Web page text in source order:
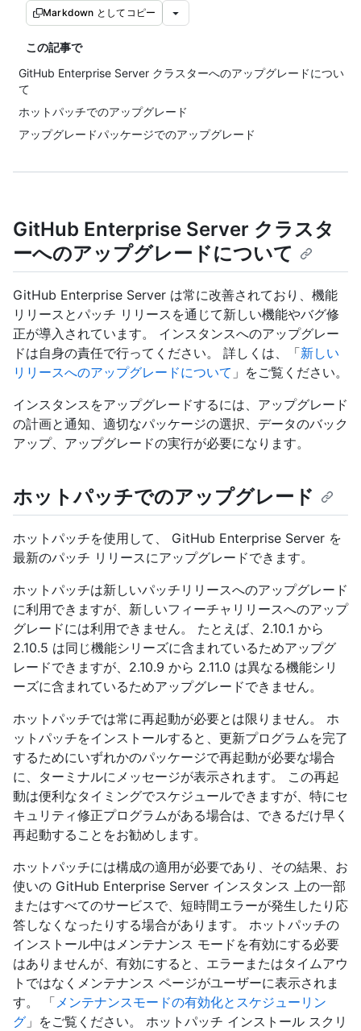
Markdown としてコピー
この記事で
GitHub Enterprise Server クラスターへのアップグレードについ
て
ホットパッチでのアップグレード
アップグレードパッケージでのアップグレード
GitHub Enterprise Server クラスタ
ーへのアップグレードについて
GitHub Enterprise Server は常に改善されており、機能
リリースとパッチ リリースを通じて新しい機能やバグ修
正が導入されています。 インスタンスへのアップグレー
ドは自身の責任で行ってください。 詳しくは、「新しい
リリースへのアップグレードについて 」をご覧ください。
インスタンスをアップグレードするには、アップグレード
の計画と通知、適切なパッケージの選択、データのバック
アップ、アップグレードの実行が必要になります。
ホットパッチでのアップグレード
ホットパッチを使用して、 GitHub Enterprise Server を
最新のパッチ リリースにアップグレードできます。
ホットパッチは新しいパッチリリースへのアップグレード
に利用できますが、新しいフィーチャリリースへのアップ
グレードには利用できません。 たとえば、2.10.1 から
2.10.5 は同じ機能シリーズに含まれているためアップグ
レードできますが、2.10.9 から 2.11.0 は異なる機能シリ
ーズに含まれているためアップグレードできません。
ホットパッチでは常に再起動が必要とは限りません。 ホ
ットパッチをインストールすると、更新プログラムを完了
するためにいずれかのパッケージで再起動が必要な場合
に、ターミナルにメッセージが表示されます。 この再起
動は便利なタイミングでスケジュールできますが、特にセ
キュリティ修正プログラムがある場合は、できるだけ早く
再起動することをお勧めします。
ホットパッチには構成の適用が必要であり、その結果、お
使いの GitHub Enterprise Server インスタンス 上の一部
またはすべてのサービスで、短時間エラーが発生したり応
答しなくなったりする場合があります。 ホットパッチの
インストール中はメンテナンス モードを有効にする必要
はありませんが、有効にすると、エラーまたはタイムアウ
トではなくメンテナンス ページがユーザーに表示されま
す。 「メンテナンスモードの有効化とスケジューリン
グ 」をご覧ください。 ホットパッチ インストール スクリ